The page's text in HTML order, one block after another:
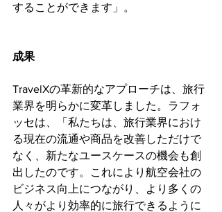
することができます」。
成果
TravelXの革新的なアプローチは、旅行
業界を明らかに変革しました。ラフォ
ッセは、「私たちは、旅行業界におけ
る現在の流通や商品を改善しただけで
なく、新たなユースケースの機会も創
出したのです。これにより航空会社の
ビジネス向上につながり、より多くの
人々がより効率的に旅行できるように